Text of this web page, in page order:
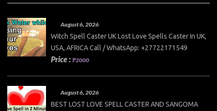
August 6, 2026
Witch Spell Caster UK Lost Love Spells Caster In UK,
USA, AFRICA Call / WhatsApp: +27722171549
Price : ₱2000
August 6, 2026
BEST LOST LOVE SPELL CASTER AND SANGOMA